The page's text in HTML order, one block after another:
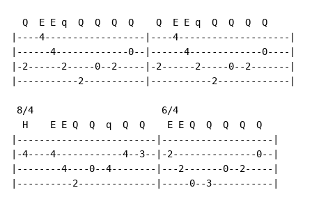
  Q  E E q  Q  Q  Q  Q    Q  E E q  Q  Q  Q  Q
|----4------------------|----4--------------------|
|------4-------------0--|------4-------------0----|
|-2------2-----0--2-----|-2------2-----0--2-------|
|-----------2-----------|-----------2-------------|
8/4                       6/4
  H    E E Q  Q  q  Q  Q    E E Q  Q  Q  Q  Q
|-------------------------|--------------------|
|-4----4------------4--3--|-2---------------0--|
|--------4----0--4--------|---2-------0--2-----|
|----------2--------------|-----0--3-----------|